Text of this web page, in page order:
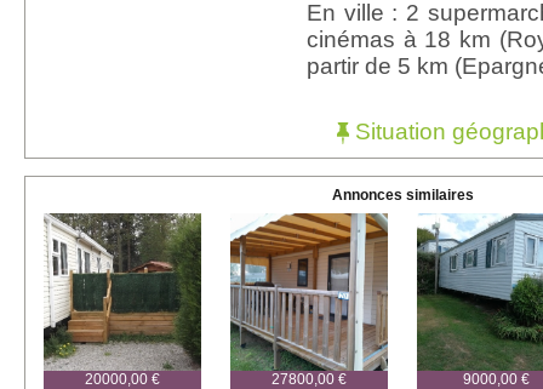
En ville : 2
cinémas à 18 km
partir de 5 km
Situation
Annonces similaires
20000,00 €
27800,00 €
9000,00 €